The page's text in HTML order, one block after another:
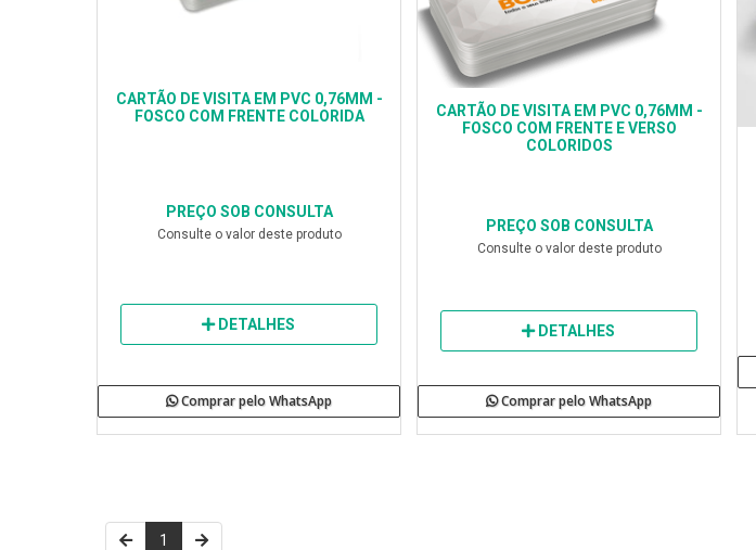
CARTÃO DE VISITA EM PVC 0,76MM -
FOSCO COM FRENTE COLORIDA
PREÇO SOB CONSULTA
Consulte o valor deste produto
DETALHES
Comprar pelo WhatsApp
CARTÃO DE VISITA EM PVC 0,76MM -
FOSCO COM FRENTE E VERSO
COLORIDOS
PREÇO SOB CONSULTA
Consulte o valor deste produto
DETALHES
Comprar pelo WhatsApp
1